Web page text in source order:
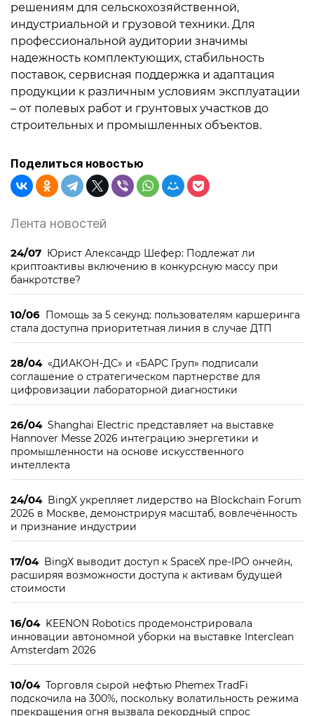
решениям для сельскохозяйственной,
индустриальной и грузовой техники. Для
профессиональной аудитории значимы
надежность комплектующих, стабильность
поставок, сервисная поддержка и адаптация
продукции к различным условиям эксплуатации
– от полевых работ и грунтовых участков до
строительных и промышленных объектов.
Поделиться новостью
Лента новостей
24/07 Юрист Александр Шефер: Подлежат ли
криптоактивы включению в конкурсную массу при
банкротстве?
10/06 Помощь за 5 секунд: пользователям каршеринга
стала доступна приоритетная линия в случае ДТП
28/04 «ДИАКОН-ДС» и «БАРС Груп» подписали
соглашение о стратегическом партнерстве для
цифровизации лабораторной диагностики
26/04 Shanghai Electric представляет на выставке
Hannover Messe 2026 интеграцию энергетики и
промышленности на основе искусственного
интеллекта
24/04 BingX укрепляет лидерство на Blockchain Forum
2026 в Москве, демонстрируя масштаб, вовлечённость
и признание индустрии
17/04 BingX выводит доступ к SpaceX пре-IPO ончейн,
расширяя возможности доступа к активам будущей
стоимости
16/04 KEENON Robotics продемонстрировала
инновации автономной уборки на выставке Interclean
Amsterdam 2026
10/04 Торговля сырой нефтью Phemex TradFi
подскочила на 300%, поскольку волатильность режима
прекращения огня вызвала рекордный спрос